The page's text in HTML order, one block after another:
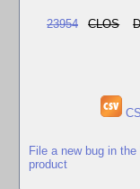
23954 CLOS
File a new bug in
product